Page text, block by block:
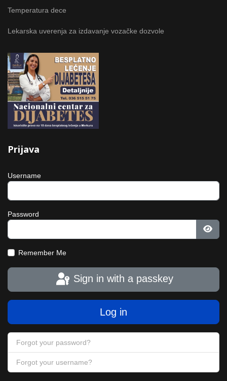
Temperatura dece
Lekarska uverenja za izdavanje vozačke dozvole
Prijava
Username
Password
Remember Me
Sign in with a passkey
Log in
Forgot your password?
Forgot your username?